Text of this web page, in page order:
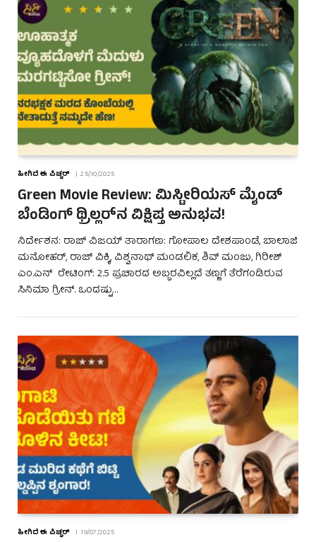
ಹೀಗಿದೆ ಈ ಪಿಚ್ಚರ್ 25/10/2025
Green Movie Review: ಮಿಸ್ಟೀರಿಯಸ್ ಮೈಂಡ್
ಬೆಂಡಿಂಗ್ ಥ್ರಿಲ್ಲರ್‌ನ ವಿಕ್ಷಿಪ್ತ ಅನುಭವ!
ನಿರ್ದೇಶನ: ರಾಜ್ ವಿಜಯ್ ತಾರಾಗಣ: ಗೋಪಾಲ ದೇಶಪಾಂಡೆ, ಬಾಲಾಜಿ
ಮನೋಹರ್, ರಾಜ್ ವಿಕ್ಕಿ, ವಿಶ್ವನಾಥ್ ಮಂಡಲಿಕ, ಶಿವ್ ಮಂಜು, ಗಿರೀಶ್
ಎಂ.ಎನ್ ರೇಟಿಂಗ್: 2.5 ಪ್ರಚಾರದ ಅಬ್ಬರವಿಲ್ಲದೆ ತಣ್ಣಗೆ ತೆರೆಗಂಡಿರುವ
ಸಿನಿಮಾ ಗ್ರೀನ್. ಒಂದಷ್ಟು…
ಹೀಗಿದೆ ಈ ಪಿಚ್ಚರ್ 19/07/2025